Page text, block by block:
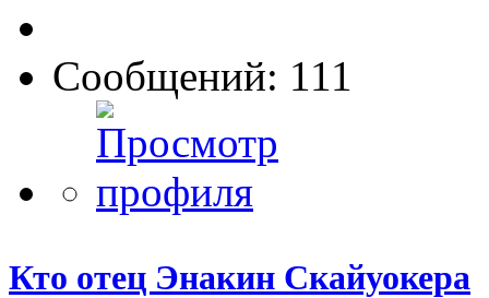
Сообщений: 111
Кто отец Энакин Скайуокера